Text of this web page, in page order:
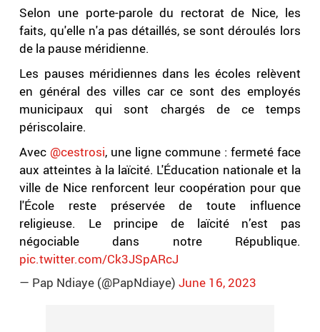
Selon une porte-parole du rectorat de Nice, les
faits, qu'elle n'a pas détaillés, se sont déroulés lors
de la pause méridienne.
Les pauses méridiennes dans les écoles relèvent
en général des villes car ce sont des employés
municipaux qui sont chargés de ce temps
périscolaire.
Avec @cestrosi, une ligne commune : fermeté face
aux atteintes à la laïcité. L'Éducation nationale et la
ville de Nice renforcent leur coopération pour que
l'École reste préservée de toute influence
religieuse. Le principe de laïcité n’est pas
négociable dans notre République.
pic.twitter.com/Ck3JSpARcJ
— Pap Ndiaye (@PapNdiaye)June 16, 2023